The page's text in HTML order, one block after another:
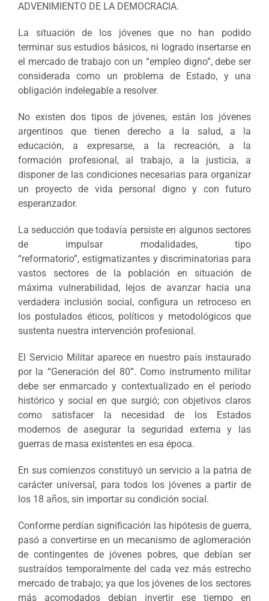
ADVENIMIENTO DE LA DEMOCRACIA.
La situación de los jóvenes que no han podido
terminar sus estudios básicos, ni logrado insertarse en
el mercado de trabajo con un “empleo digno”, debe ser
considerada como un problema de Estado, y una
obligación indelegable a resolver.
No existen dos tipos de jóvenes, están los jóvenes
argentinos que tienen derecho a la salud, a la
educación, a expresarse, a la recreación, a la
formación profesional, al trabajo, a la justicia, a
disponer de las condiciones necesarias para organizar
un proyecto de vida personal digno y con futuro
esperanzador.
La seducción que todavía persiste en algunos sectores
de impulsar modalidades, tipo
“reformatorio”, estigmatizantes y discriminatorias para
vastos sectores de la población en situación de
máxima vulnerabilidad, lejos de avanzar hacia una
verdadera inclusión social, configura un retroceso en
los postulados éticos, políticos y metodológicos que
sustenta nuestra intervención profesional.
El Servicio Militar aparece en nuestro país instaurado
por la “Generación del 80”. Como instrumento militar
debe ser enmarcado y contextualizado en el período
histórico y social en que surgió; con objetivos claros
como satisfacer la necesidad de los Estados
modernos de asegurar la seguridad externa y las
guerras de masa existentes en esa época.
En sus comienzos constituyó un servicio a la patria de
carácter universal, para todos los jóvenes a partir de
los 18 años, sin importar su condición social.
Conforme perdían significación las hipótesis de guerra,
pasó a convertirse en un mecanismo de aglomeración
de contingentes de jóvenes pobres, que debían ser
sustraídos temporalmente del cada vez más estrecho
mercado de trabajo; ya que los jóvenes de los sectores
más acomodados debían invertir ese tiempo en